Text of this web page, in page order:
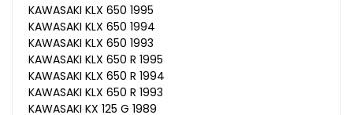
KAWASAKI KLX 650 1995
KAWASAKI KLX 650 1994
KAWASAKI KLX 650 1993
KAWASAKI KLX 650 R 1995
KAWASAKI KLX 650 R 1994
KAWASAKI KLX 650 R 1993
KAWASAKI KX 125 G 1989